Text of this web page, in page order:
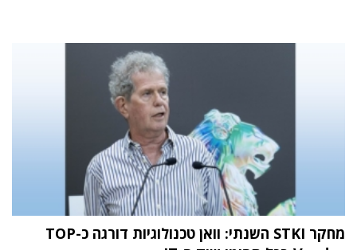
מחקר STKI השנתי: וואן טכנולוגיות דורגה כ-TOP